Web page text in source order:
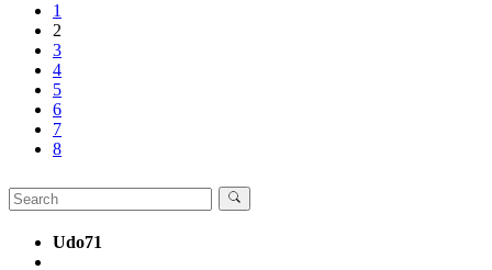
1
2
3
4
5
6
7
8
Udo71